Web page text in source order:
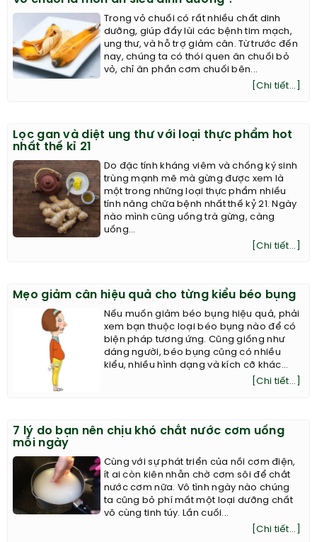
Trong vỏ chuối có rất nhiều chất dinh
dưỡng, giúp đẩy lùi các bệnh tim mạch,
ung thư, và hỗ trợ giảm cân. Từ trước đến
nay, chúng ta có thói quen ăn chuối bỏ
vỏ, chỉ ăn phần cơm chuối bên...
[Chi tiết...]
Lọc gan và diệt ung thư với loại thực phẩm hot
nhất thế kỉ 21
Do đặc tính kháng viêm và chống ký sinh
trùng mạnh mẽ mà gừng được xem là
một trong những loại thực phẩm nhiều
tính năng chữa bệnh nhất thế kỷ 21. Ngày
nào mình cũng uống trà gừng, càng
uống...
[Chi tiết...]
Mẹo giảm cân hiệu quả cho từng kiểu béo bụng
Nếu muốn giảm béo bụng hiệu quả, phải
xem bạn thuộc loại béo bụng nào để có
biện pháp tương ứng. Cũng giống như
dáng người, béo bụng cũng có nhiều
kiểu, nhiều hình dạng và kích cỡ khác...
[Chi tiết...]
7 lý do bạn nên chịu khó chắt nước cơm uống
mỗi ngày
Cùng với sự phát triển của nồi cơm điện,
ít ai còn kiên nhẫn chờ cơm sôi để chắt
nước cơm nữa. Vô tình ngày nào chúng
ta cũng bỏ phí mất một loại dưỡng chất
vô cùng tinh túy. Lần cuối...
[Chi tiết...]